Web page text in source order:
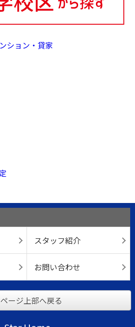
スタッフ紹介
お問い合わせ
ページ上部へ戻る